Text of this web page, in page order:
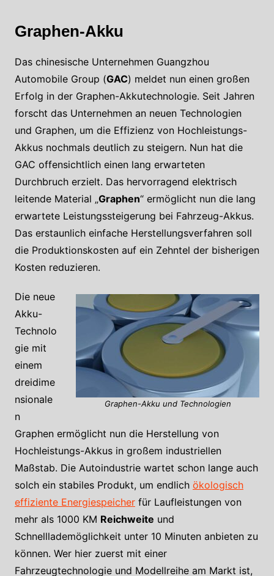
Graphen-Akku
Das chinesische Unternehmen Guangzhou
Automobile Group (GAC) meldet nun einen großen
Erfolg in der Graphen-Akkutechnologie. Seit Jahren
forscht das Unternehmen an neuen Technologien
und Graphen, um die Effizienz von Hochleistungs-
Akkus nochmals deutlich zu steigern. Nun hat die
GAC offensichtlich einen lang erwarteten
Durchbruch erzielt. Das hervorragend elektrisch
leitende Material „Graphen“ ermöglicht nun die lang
erwartete Leistungssteigerung bei Fahrzeug-Akkus.
Das erstaunlich einfache Herstellungsverfahren soll
die Produktionskosten auf ein Zehntel der bisherigen
Kosten reduzieren.
Graphen-Akku und Technologien
Die neue
Akku-
Technolo
gie mit
einem
dreidime
nsionale
n
Graphen ermöglicht nun die Herstellung von
Hochleistungs-Akkus in großem industriellen
Maßstab. Die Autoindustrie wartet schon lange auch
solch ein stabiles Produkt, um endlich ökologisch
effiziente Energiespeicherfür Laufleistungen von
mehr als 1000 KM Reichweite und
Schnelllademöglichkeit unter 10 Minuten anbieten zu
können. Wer hier zuerst mit einer
Fahrzeugtechnologie und Modellreihe am Markt ist,